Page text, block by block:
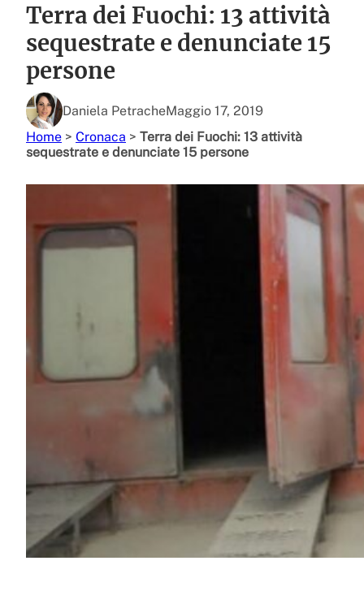
Terra dei Fuochi: 13 attività
sequestrate e denunciate 15
persone
Daniela PetracheMaggio 17, 2019
Home > Cronaca > Terra dei Fuochi: 13 attività
sequestrate e denunciate 15 persone